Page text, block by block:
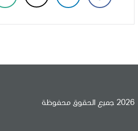
2026 جميع الحقوق محفوظة